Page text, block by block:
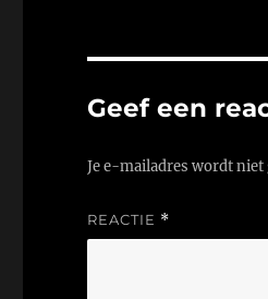
Geef een
Je e-mailadres wordt niet
REACTIE *